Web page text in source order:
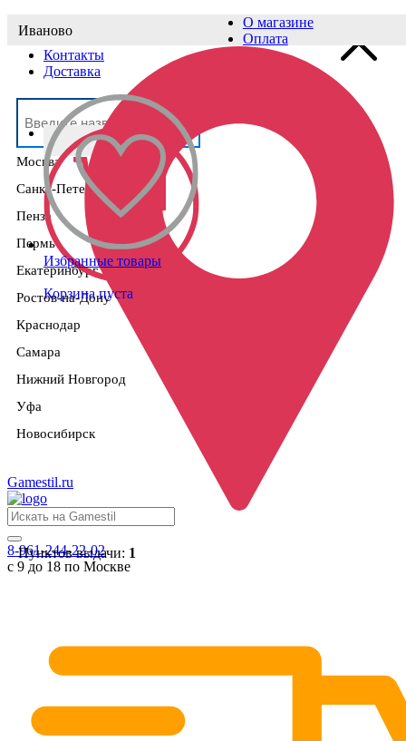
Выберите населённый пункт
Москва
Санкт-Петербург
Пенза
Пермь
Екатеринбург
Ростов-на-Дону
Краснодар
Самара
Нижний Новгород
Уфа
Новосибирск
Иваново
Пунктов выдачи: 1
О магазине
Оплата
Контакты
Доставка
Избранные товары
Корзина пуста
Gamestil.ru
8-961-244-22-02
с 9 до 18 по Москве